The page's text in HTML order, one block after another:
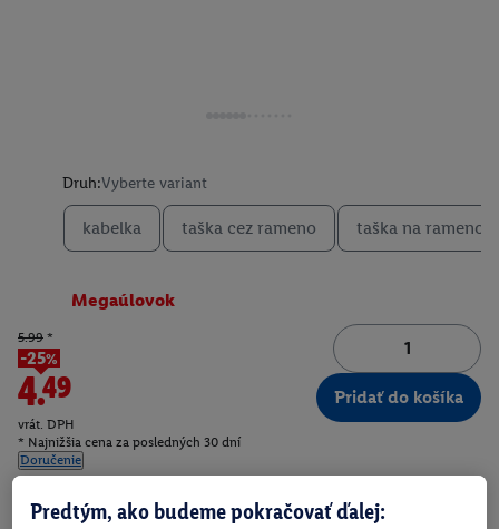
Druh:Vyberte variant
kabelka taška cez rameno taška na rameno
Megaúlovok
5.99 *
-25%
4.49
vrát. DPH
* Najnižšia cena za posledných 30 dní
Doručenie
Pridať do košíka
Predtým, ako budeme pokračovať ďalej: